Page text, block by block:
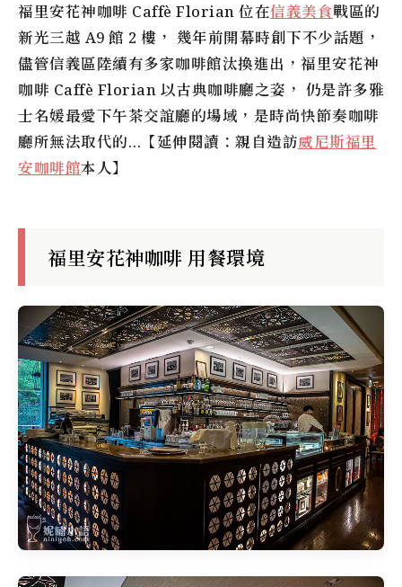
福里安花神咖啡 Caffè Florian 位在信義美食戰區的
新光三越 A9 館 2 樓， 幾年前開幕時創下不少話題，
儘管信義區陸續有多家咖啡館汰換進出， 福里安花神
咖啡 Caffè Florian 以古典咖啡廳之姿， 仍是許多雅
士名媛最愛下午茶交誼廳的場域，是時尚快節奏咖啡
廳所無法取代的…【延伸閱讀：親自造訪威尼斯福里
安咖啡館本人】
福里安花神咖啡 用餐環境